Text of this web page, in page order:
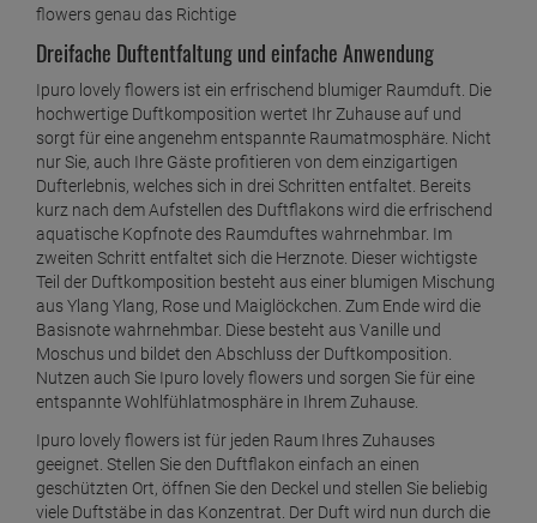
flowers genau das Richtige
Dreifache Duftentfaltung und einfache Anwendung
Ipuro lovely flowers ist ein erfrischend blumiger Raumduft. Die
hochwertige Duftkomposition wertet Ihr Zuhause auf und
sorgt für eine angenehm entspannte Raumatmosphäre. Nicht
nur Sie, auch Ihre Gäste profitieren von dem einzigartigen
Dufterlebnis, welches sich in drei Schritten entfaltet. Bereits
kurz nach dem Aufstellen des Duftflakons wird die erfrischend
aquatische Kopfnote des Raumduftes wahrnehmbar. Im
zweiten Schritt entfaltet sich die Herznote. Dieser wichtigste
Teil der Duftkomposition besteht aus einer blumigen Mischung
aus Ylang Ylang, Rose und Maiglöckchen. Zum Ende wird die
Basisnote wahrnehmbar. Diese besteht aus Vanille und
Moschus und bildet den Abschluss der Duftkomposition.
Nutzen auch Sie Ipuro lovely flowers und sorgen Sie für eine
entspannte Wohlfühlatmosphäre in Ihrem Zuhause.
Ipuro lovely flowers ist für jeden Raum Ihres Zuhauses
geeignet. Stellen Sie den Duftflakon einfach an einen
geschützten Ort, öffnen Sie den Deckel und stellen Sie beliebig
viele Duftstäbe in das Konzentrat. Der Duft wird nun durch die